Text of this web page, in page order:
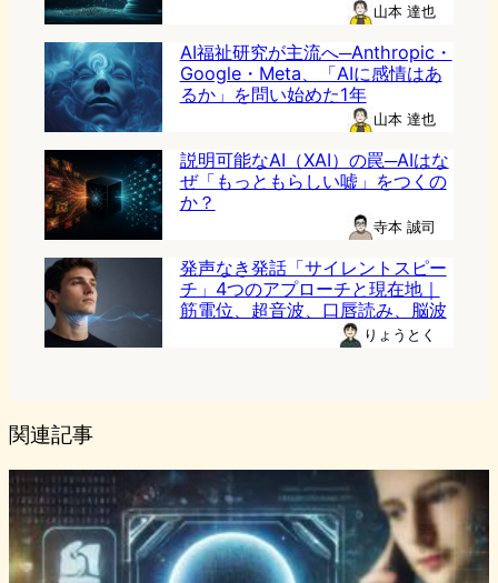
山本 達也
AI福祉研究が主流へ─Anthropic・
Google・Meta、「AIに感情はあ
るか」を問い始めた1年
山本 達也
説明可能なAI（XAI）の罠─AIはな
ぜ「もっともらしい嘘」をつくの
か？
寺本 誠司
発声なき発話「サイレントスピー
チ」4つのアプローチと現在地｜
筋電位、超音波、口唇読み、脳波
りょうとく
関連記事